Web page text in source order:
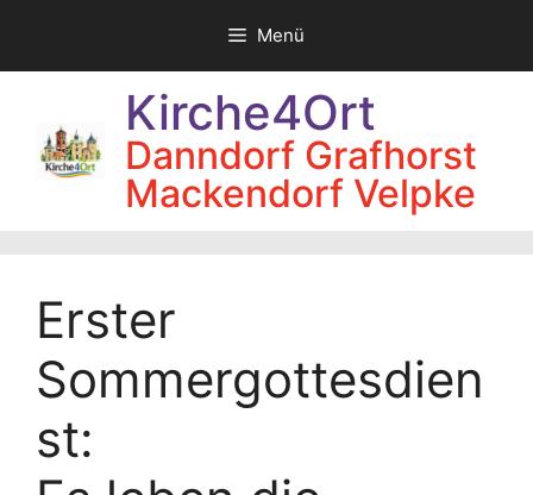
springen
Menü
Kirche4Ort
Danndorf Grafhorst
Mackendorf Velpke
Erster
Sommergottesdien
st: